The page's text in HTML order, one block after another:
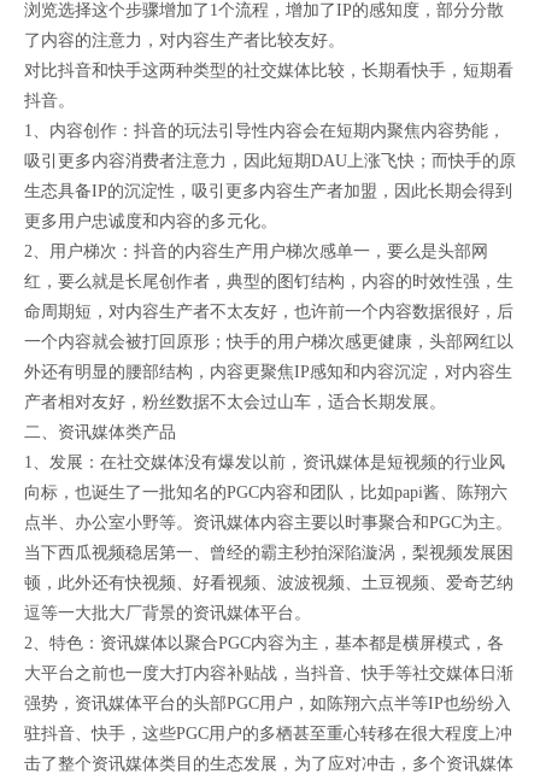
浏览选择这个步骤增加了1个流程，增加了IP的感知度，部分分散
了内容的注意力，对内容生产者比较友好。
对比抖音和快手这两种类型的社交媒体比较，长期看快手，短期看
抖音。
1、内容创作：抖音的玩法引导性内容会在短期内聚焦内容势能，
吸引更多内容消费者注意力，因此短期DAU上涨飞快；而快手的原
生态具备IP的沉淀性，吸引更多内容生产者加盟，因此长期会得到
更多用户忠诚度和内容的多元化。
2、用户梯次：抖音的内容生产用户梯次感单一，要么是头部网
红，要么就是长尾创作者，典型的图钉结构，内容的时效性强，生
命周期短，对内容生产者不太友好，也许前一个内容数据很好，后
一个内容就会被打回原形；快手的用户梯次感更健康，头部网红以
外还有明显的腰部结构，内容更聚焦IP感知和内容沉淀，对内容生
产者相对友好，粉丝数据不太会过山车，适合长期发展。
二、资讯媒体类产品
1、发展：在社交媒体没有爆发以前，资讯媒体是短视频的行业风
向标，也诞生了一批知名的PGC内容和团队，比如papi酱、陈翔六
点半、办公室小野等。资讯媒体内容主要以时事聚合和PGC为主。
当下西瓜视频稳居第一、曾经的霸主秒拍深陷漩涡，梨视频发展困
顿，此外还有快视频、好看视频、波波视频、土豆视频、爱奇艺纳
逗等一大批大厂背景的资讯媒体平台。
2、特色：资讯媒体以聚合PGC内容为主，基本都是横屏模式，各
大平台之前也一度大打内容补贴战，当抖音、快手等社交媒体日渐
强势，资讯媒体平台的头部PGC用户，如陈翔六点半等IP也纷纷入
驻抖音、快手，这些PGC用户的多栖甚至重心转移在很大程度上冲
击了整个资讯媒体类目的生态发展，为了应对冲击，多个资讯媒体